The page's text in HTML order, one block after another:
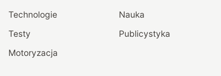
Technologie
Testy
Motoryzacja
Nauka
Publicystyka